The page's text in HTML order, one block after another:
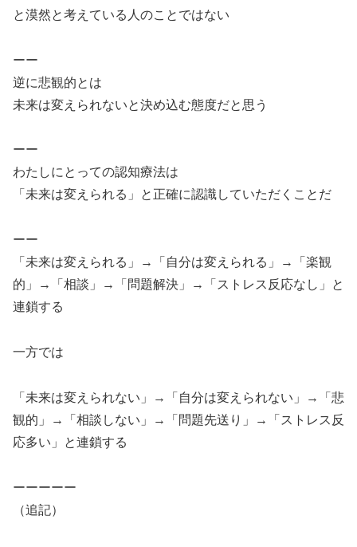
と漠然と考えている人のことではない
ーー
逆に悲観的とは
未来は変えられないと決め込む態度だと思う
ーー
わたしにとっての認知療法は
「未来は変えられる」と正確に認識していただくことだ
ーー
「未来は変えられる」→「自分は変えられる」→「楽観
的」→「相談」→「問題解決」→「ストレス反応なし」と
連鎖する
一方では
「未来は変えられない」→「自分は変えられない」→「悲
観的」→「相談しない」→「問題先送り」→「ストレス反
応多い」と連鎖する
ーーーーー
（追記）